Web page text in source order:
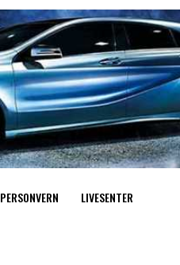
PERSONVERN LIVESENTER